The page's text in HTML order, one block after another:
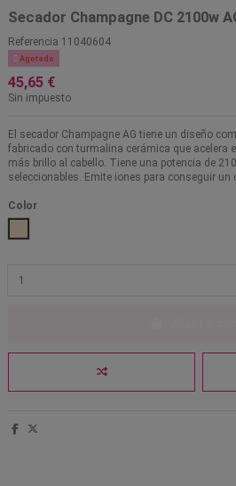
Secador Champagne DC 2100w
Referencia 11040604
 Agotado
45,65 €
Sin impuesto
El secador Champagne AG tiene un diseño
fabricado con turmalina cerámica que acelera
más brillo al cabello. Tiene una potencia de
seleccionables. Emite iones para conseguir un
Color